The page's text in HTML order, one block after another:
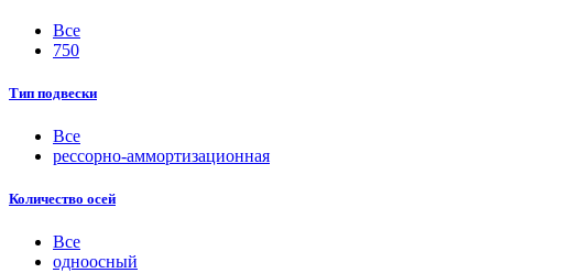
Все
750
Тип подвески
Все
рессорно-аммортизационная
Количество осей
Все
одноосный